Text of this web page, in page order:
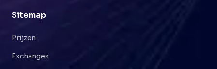
Sitemap
Prijzen
Exchanges